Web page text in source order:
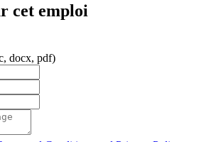
cet emploi
docx, pdf)